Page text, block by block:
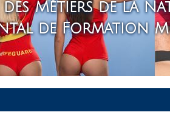
Métiers de la
de Formation